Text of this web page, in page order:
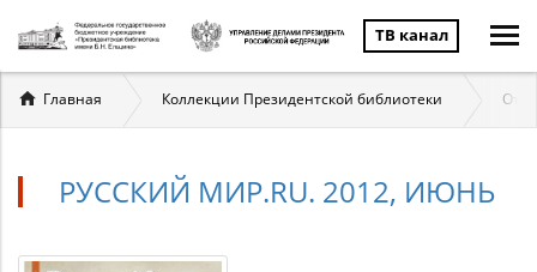
ТВ канал
Вы
здесь
Главная Коллекции Президентской библиотеки
РУССКИЙ МИР.RU. 2012, ИЮНЬ